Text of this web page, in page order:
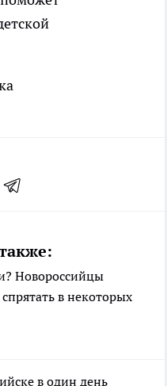
Новороссийцы
в некоторых
в один день